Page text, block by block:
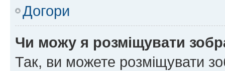
Догори
Чи можу я розміщувати
Так, ви можете розміщувати